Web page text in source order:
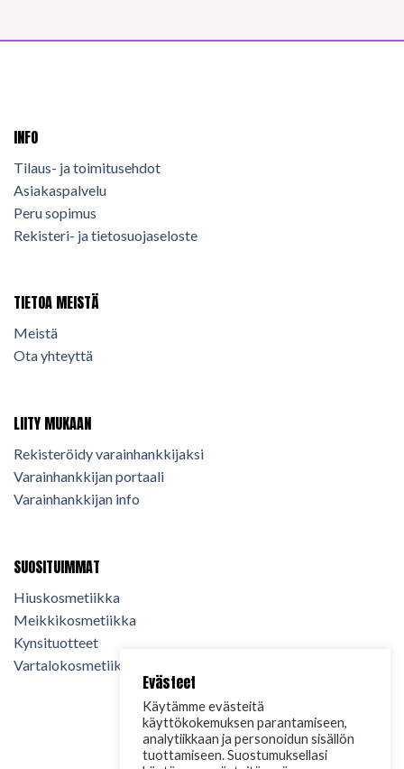
INFO
Tilaus- ja toimitusehdot
Asiakaspalvelu
Peru sopimus
Rekisteri- ja tietosuojaseloste
TIETOA MEISTÄ
Meistä
Ota yhteyttä
LIITY MUKAAN
Rekisteröidy varainhankkijaksi
Varainhankkijan portaali
Varainhankkijan info
SUOSITUIMMAT
Hiuskosmetiikka
Meikkikosmetiikka
Kynsituotteet
Vartalokosmetiikka
Evästeet
Käytämme evästeitä
käyttökokemuksen parantamiseen,
analytiikkaan ja personoidun sisällön
tuottamiseen. Suostumuksellasi